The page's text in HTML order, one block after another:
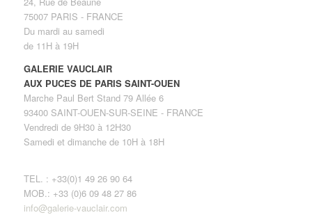
75007 PARIS - FRANCE
Du mardi au samedi
de 11H à 19H
GALERIE VAUCLAIR
AUX PUCES DE PARIS SAINT-OUEN
Marche Paul Bert Stand 79 Allée 6
93400 SAINT-OUEN-SUR-SEINE - FRANCE
Vendredi de 9H30 à 12H30
Samedi et dimanche de 10H à 18H
TEL. : +33(0)1 49 26 90 64
MOB.: +33 (0)6 09 48 27 86
info@galerie-vauclair.com